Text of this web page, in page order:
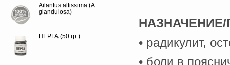
• радикулит,
• боли в
Ailantus altissima (A.
glandulosa)
ПЕРГА (50 гр.)